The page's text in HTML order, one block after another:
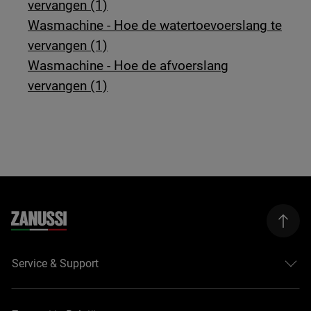
vervangen (1)
Wasmachine - Hoe de watertoevoerslang te
vervangen (1)
Wasmachine - Hoe de afvoerslang
vervangen (1)
Service & Support